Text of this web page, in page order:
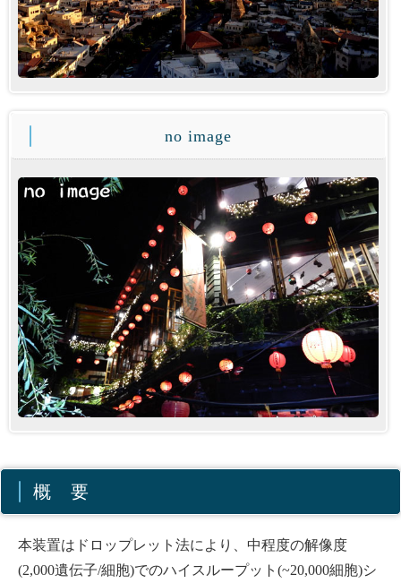
no image
概 要
本装置はドロップレット法により、中程度の解像度
(2,000遺伝子/細胞)でのハイスループット(~20,000細胞)シ